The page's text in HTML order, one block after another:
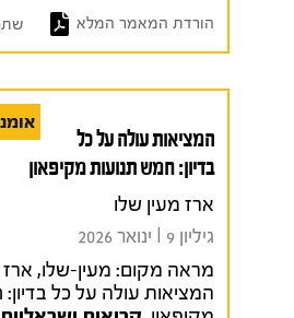
הורדת המאמר המלא
המציאות עולה על כל
בדיון: חמש תנועות מקיפאון
ארז מעין שלו
גיליון 9 I ינואר 2026
מראה מקום:
המציאות עולה על כל